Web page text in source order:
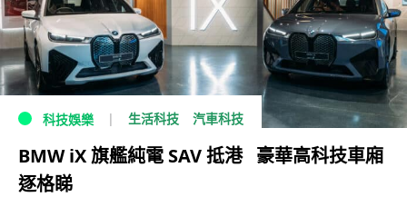
科技娛樂 生活科技 汽車科技
BMW iX 旗艦純電 SAV 抵港 豪華高科技車廂
逐格睇